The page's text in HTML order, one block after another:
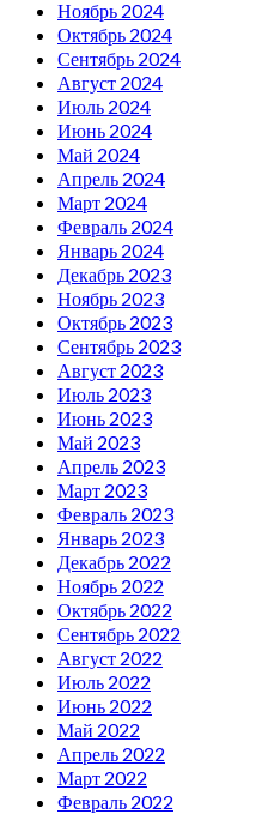
Ноябрь 2024
Октябрь 2024
Сентябрь 2024
Август 2024
Июль 2024
Июнь 2024
Май 2024
Апрель 2024
Март 2024
Февраль 2024
Январь 2024
Декабрь 2023
Ноябрь 2023
Октябрь 2023
Сентябрь 2023
Август 2023
Июль 2023
Июнь 2023
Май 2023
Апрель 2023
Март 2023
Февраль 2023
Январь 2023
Декабрь 2022
Ноябрь 2022
Октябрь 2022
Сентябрь 2022
Август 2022
Июль 2022
Июнь 2022
Май 2022
Апрель 2022
Март 2022
Февраль 2022